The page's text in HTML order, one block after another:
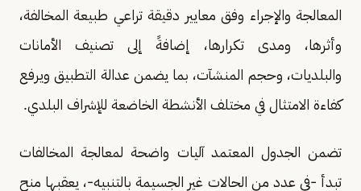
المعالجة والإجراء وفق معايير دقيقة تراعي طبيعة المخالفة،
وأثرها، ومدى تكرارها، إضافةً إلى تصنيف الأمانات
والبلديات، وحجم المنشآت، بما يضمن عدالة التطبيق ويرفع
كفاءة الامتثال في مختلف الأنشطة الخاضعة للإشراف البلدي.
تضمن الجدول المعتمد آليات واضحة لمعالجة المخالفات
تبدأ -في عدد من الحالات غير الجسيمة بالتنبيه-، يعقبها منح